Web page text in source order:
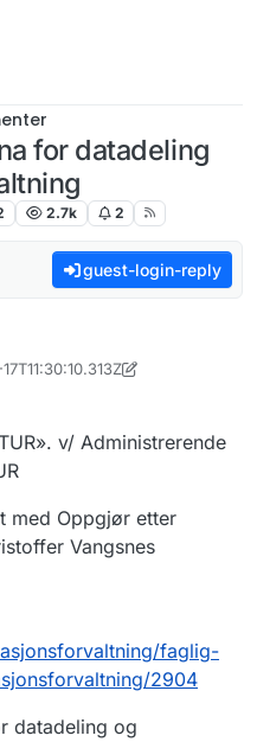
for datadeling
2.7k 2
guest-login-reply
v/ Administrerende
med Oppgjør etter
Vangsnes
faglig-
2904
datadeling og